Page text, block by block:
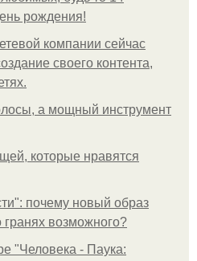
рождения!
компании сейчас
своего контента,
а мощный инструмент
которые нравятся
почему новый образ
возможного?
"Человека - Паука: